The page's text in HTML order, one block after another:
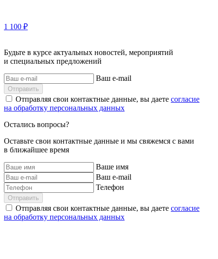
1 100 ₽
Будьте в курсе актуальных новостей, мероприятий
и специальных предложений
Ваш e-mail
Отправить
Отправляя свои контактные данные, вы даете согласие
на обработку персональных данных
Остались вопросы?
Оставьте свои контактные данные и мы свяжемся с вами
в ближайшее время
Ваше имя
Ваш e-mail
Телефон
Отправить
Отправляя свои контактные данные, вы даете согласие
на обработку персональных данных